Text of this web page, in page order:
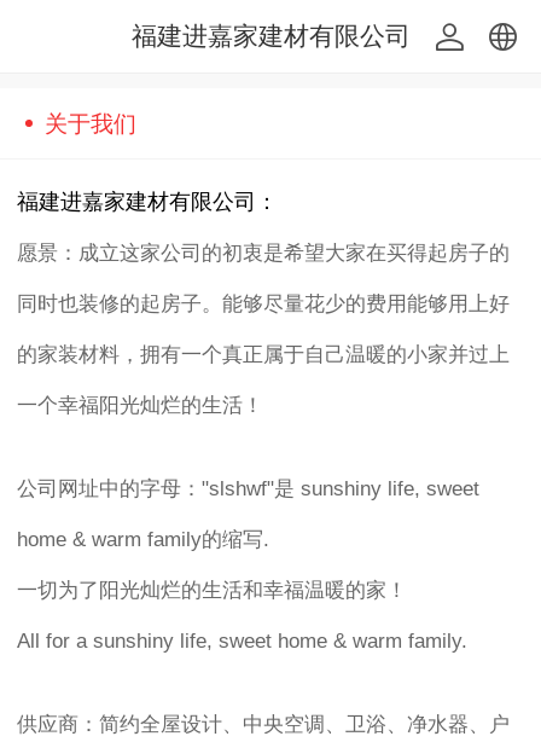
福建进嘉家建材有限公司
关于我们
福建进嘉家建材有限公司：
愿景：成立这家公司的初衷是希望大家在买得起房子的
同时也装修的起房子。能够尽量花少的费用能够用上好
的家装材料，拥有一个真正属于自己温暖的小家并过上
一个幸福阳光灿烂的生活！
公司网址中的字母："slshwf"是 sunshiny life, sweet
home & warm family的缩写.
一切为了阳光灿烂的生活和幸福温暖的家！
All for a sunshiny life, sweet home & warm family.
供应商：简约全屋设计、中央空调、卫浴、净水器、户